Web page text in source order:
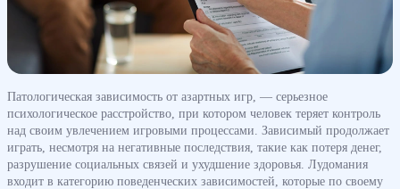
Патологическая зависимость от азартных игр, — серьезное
психологическое расстройство, при котором человек теряет контроль
над своим увлечением игровыми процессами. Зависимый продолжает
играть, несмотря на негативные последствия, такие как потеря денег,
разрушение социальных связей и ухудшение здоровья. Лудомания
входит в категорию поведенческих зависимостей, которые по своему